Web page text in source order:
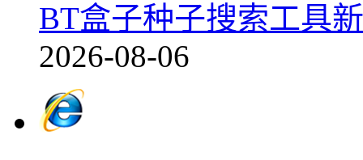
BT盒子种子搜索工具
2026-08-06